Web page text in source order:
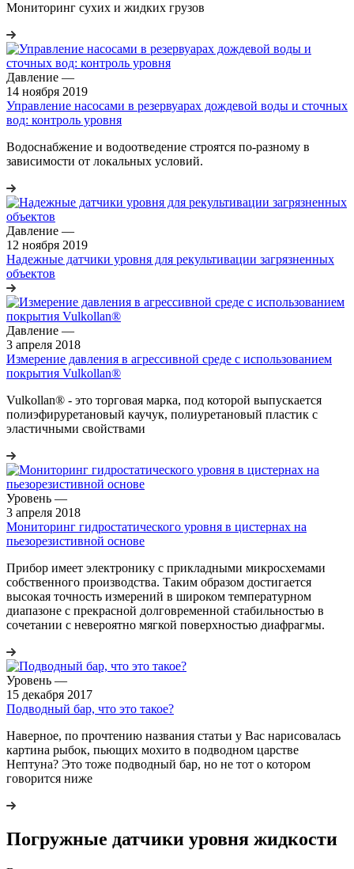
Мониторинг сухих и жидких грузов
Давление —
14 ноября 2019
Управление насосами в резервуарах дождевой воды и сточных
вод: контроль уровня
Водоснабжение и водоотведение строятся по-разному в
зависимости от локальных условий.
Давление —
12 ноября 2019
Надежные датчики уровня для рекультивации загрязненных
объектов
Давление —
3 апреля 2018
Измерение давления в агрессивной среде с использованием
покрытия Vulkollan®
Vulkollan® - это торговая марка, под которой выпускается
полиэфируретановый каучук, полиуретановый пластик с
эластичными свойствами
Уровень —
3 апреля 2018
Мониторинг гидростатического уровня в цистернах на
пьезорезистивной основе
Прибор имеет электронику с прикладными микросхемами
собственного производства. Таким образом достигается
высокая точность измерений в широком температурном
диапазоне с прекрасной долговременной стабильностью в
сочетании с невероятно мягкой поверхностью диафрагмы.
Уровень —
15 декабря 2017
Подводный бар, что это такое?
Наверное, по прочтению названия статьи у Вас нарисовалась
картина рыбок, пьющих мохито в подводном царстве
Нептуна? Это тоже подводный бар, но не тот о котором
говорится ниже
Погружные датчики уровня жидкости